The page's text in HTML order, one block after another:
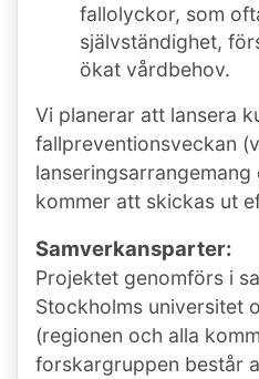
fallolyckor, som
självständighet,
ökat vårdbehov.
Vi planerar att lansera
fallpreventionsveckan
kommer att skickas ut
Samverkansparter:
Projektet genomförs i
Stockholms universitet
(regionen och alla
forskargruppen består